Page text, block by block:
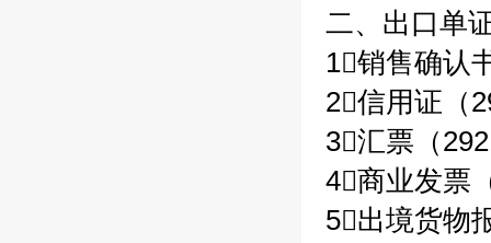
二、出口单
1销售确认
2信用证（
3汇票（
4商业发票
5出境货物